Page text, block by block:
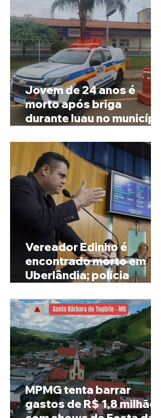
Jovem de 24 anos é
morto após briga
durante luau no município
Vereador Edinho é
encontrado morto em
Uberlândia; polícia
MPMG tenta barrar
gastos de R$ 1,8 milhão